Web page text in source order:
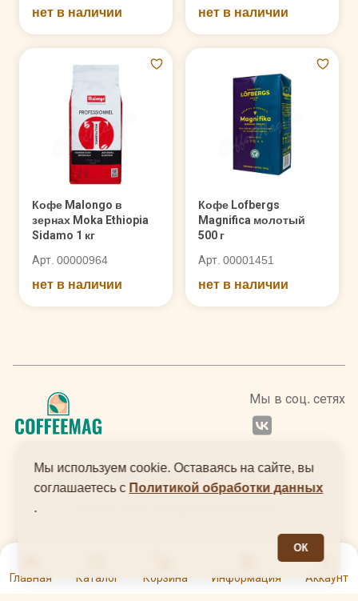
Главная Каталог Корзина Информация Аккаунт
нет в наличии нет в наличии
Кофе Malongo в
зернах Moka Ethiopia
Sidamo 1 кг
Арт. 00000964
нет в наличии
Кофе Lofbergs
Magnifica молотый
500 г
Арт. 00001451
нет в наличии
Мы в соц. сетях
Мы используем cookie. Оставаясь на сайте, вы
соглашаетесь с Политикой обработки данных
.
ОК